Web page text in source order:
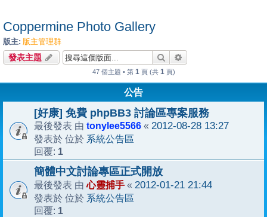
Coppermine Photo Gallery
版主: 版主管理群
發表主題 搜尋
47 個主題 • 第 1 頁 (共 1 頁)
公告
[好康] 免費 phpBB3 討論區專案服務
最後發表 由 tonylee5566 « 2012-08-28 13:27
發表於 位於 系統公告區
回覆: 1
簡體中文討論專區正式開放
最後發表 由心靈捕手 « 2012-01-21 21:44
發表於 位於 系統公告區
回覆: 1